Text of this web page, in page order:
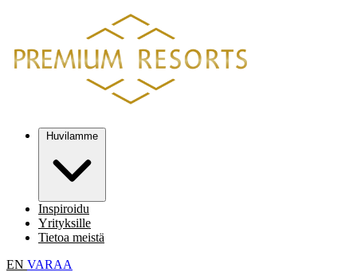
Inspiroidu
Yrityksille
Tietoa meistä
EN VARAA